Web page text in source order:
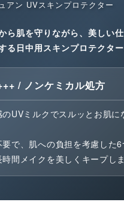
アン UVスキンプロテクター
ら肌を守りながら、美しい
る日中用スキンプロテクター
/ ノンケミカル処方
UVミルクでスルッとお肌に
で、肌への負担を考慮した
間メイクを美しくキープしま